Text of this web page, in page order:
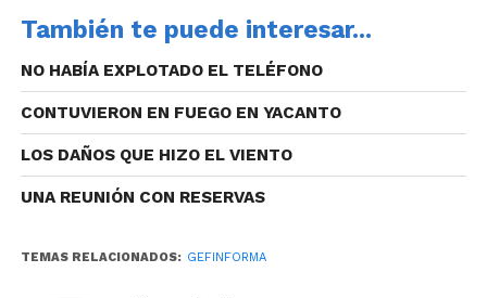
de Bulnes. Todas las personas se encontraban
internadas y presentaban antecedentes de
patologías previas.
De esta manera el total de fallecidos en la provincia
son 175, un 1,39% de los infectados.
También te puede interesar...
NO HABÍA EXPLOTADO EL TELÉFONO
CONTUVIERON EN FUEGO EN YACANTO
LOS DAÑOS QUE HIZO EL VIENTO
UNA REUNIÓN CON RESERVAS
TEMAS RELACIONADOS: GEFINFORMA